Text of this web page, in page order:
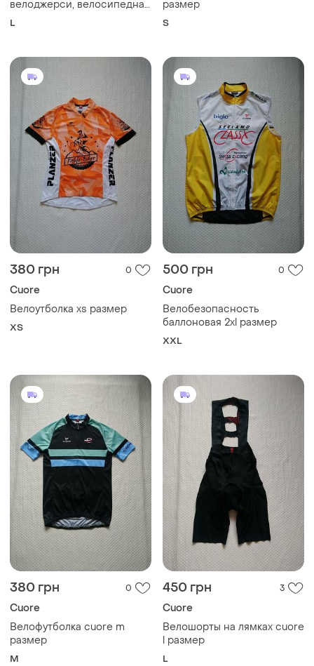
велоджерси, велосипедная
футболка, велоформа, вело
L
размер
S
380 грн 0
Cuore
Велоутболка xs размер
XS
500 грн 0
Cuore
Велобезопасность
баллоновая 2xl размер
XXL
380 грн 0
Cuore
Велофутболка cuore m
размер
M
450 грн 3
Cuore
Велошорты на лямках cuore
l размер
L